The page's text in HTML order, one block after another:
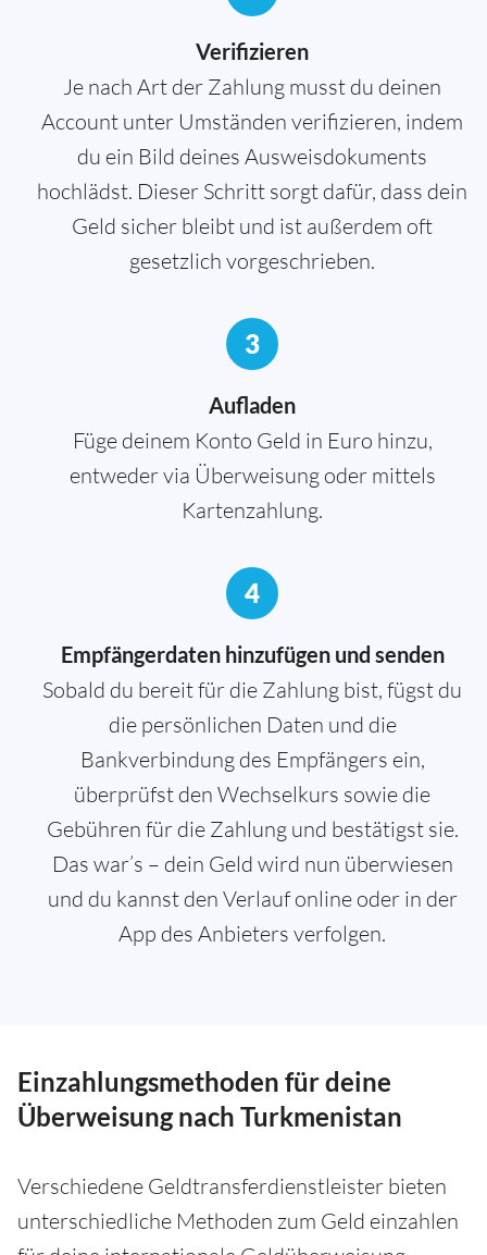
Verifizieren
Je nach Art der Zahlung musst du deinen
Account unter Umständen verifizieren, indem
du ein Bild deines Ausweisdokuments
hochlädst. Dieser Schritt sorgt dafür, dass dein
Geld sicher bleibt und ist außerdem oft
gesetzlich vorgeschrieben.
3
Aufladen
Füge deinem Konto Geld in Euro hinzu,
entweder via Überweisung oder mittels
Kartenzahlung.
4
Empfängerdaten hinzufügen und senden
Sobald du bereit für die Zahlung bist, fügst du
die persönlichen Daten und die
Bankverbindung des Empfängers ein,
überprüfst den Wechselkurs sowie die
Gebühren für die Zahlung und bestätigst sie.
Das war’s – dein Geld wird nun überwiesen
und du kannst den Verlauf online oder in der
App des Anbieters verfolgen.
Einzahlungsmethoden für deine
Überweisung nach Turkmenistan
Verschiedene Geldtransferdienstleister bieten
unterschiedliche Methoden zum Geld einzahlen